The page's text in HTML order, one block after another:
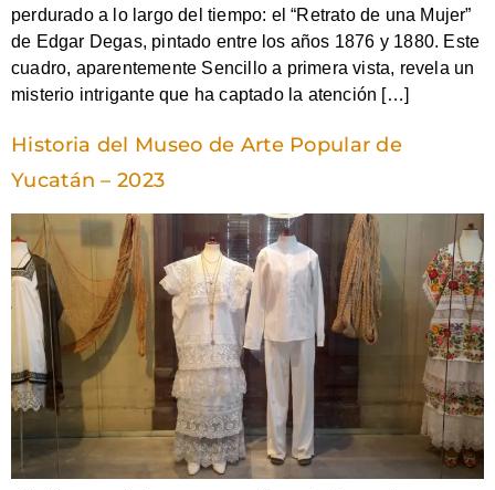
perdurado a lo largo del tiempo: el “Retrato de una Mujer”
de Edgar Degas, pintado entre los años 1876 y 1880. Este
cuadro, aparentemente Sencillo a primera vista, revela un
misterio intrigante que ha captado la atención […]
Historia del Museo de Arte Popular de
Yucatán – 2023